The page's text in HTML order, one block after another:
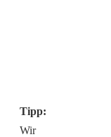
Tipp:
Wir